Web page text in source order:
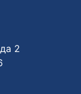
2